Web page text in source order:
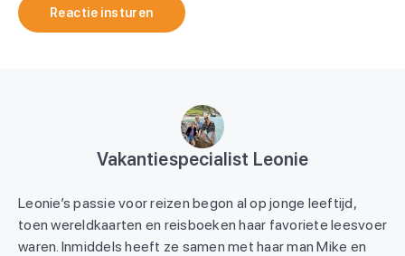
Reactie insturen
Vakantiespecialist Leonie
Leonie’s passie voor reizen begon al op jonge leeftijd,
toen wereldkaarten en reisboeken haar favoriete leesvoer
waren. Inmiddels heeft ze samen met haar man Mike en